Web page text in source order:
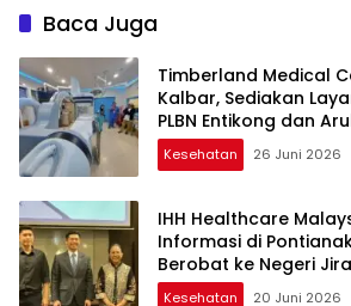
Baca Juga
Timberland Medical
Kalbar, Sediakan
PLBN Entikong dan
Kesehatan 26 Juni 2026
IHH Healthcare
Informasi di
Berobat ke Negeri
Kesehatan 20 Juni 2026